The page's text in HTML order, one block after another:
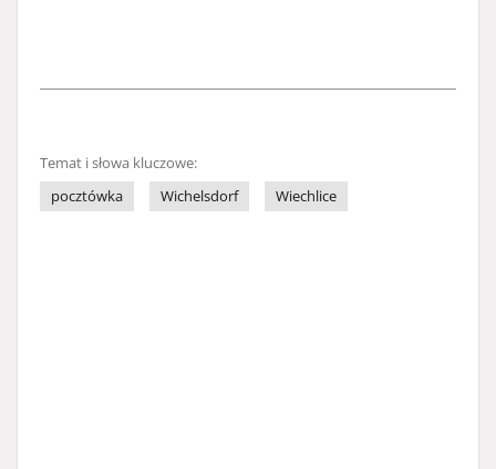
Temat i słowa kluczowe:
pocztówka
Wichelsdorf Wiechlice